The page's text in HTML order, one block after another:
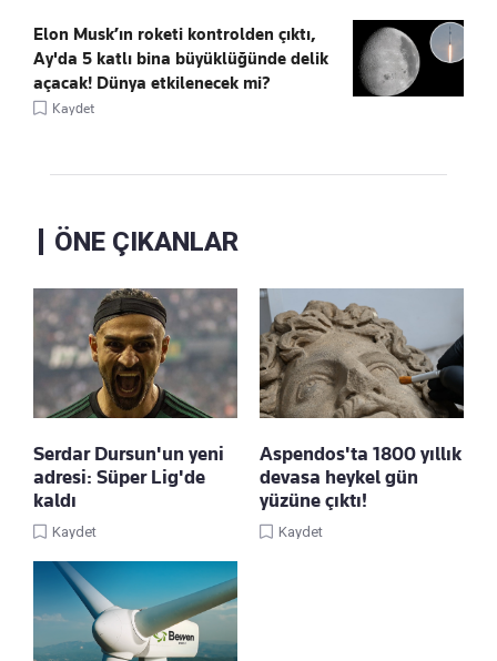
Elon Musk’ın roketi kontrolden çıktı,
Ay'da 5 katlı bina büyüklüğünde delik
açacak! Dünya etkilenecek mi?
Kaydet
ÖNE ÇIKANLAR
Serdar Dursun'un yeni
adresi: Süper Lig'de
kaldı
Kaydet
Aspendos'ta 1800 yıllık
devasa heykel gün
yüzüne çıktı!
Kaydet